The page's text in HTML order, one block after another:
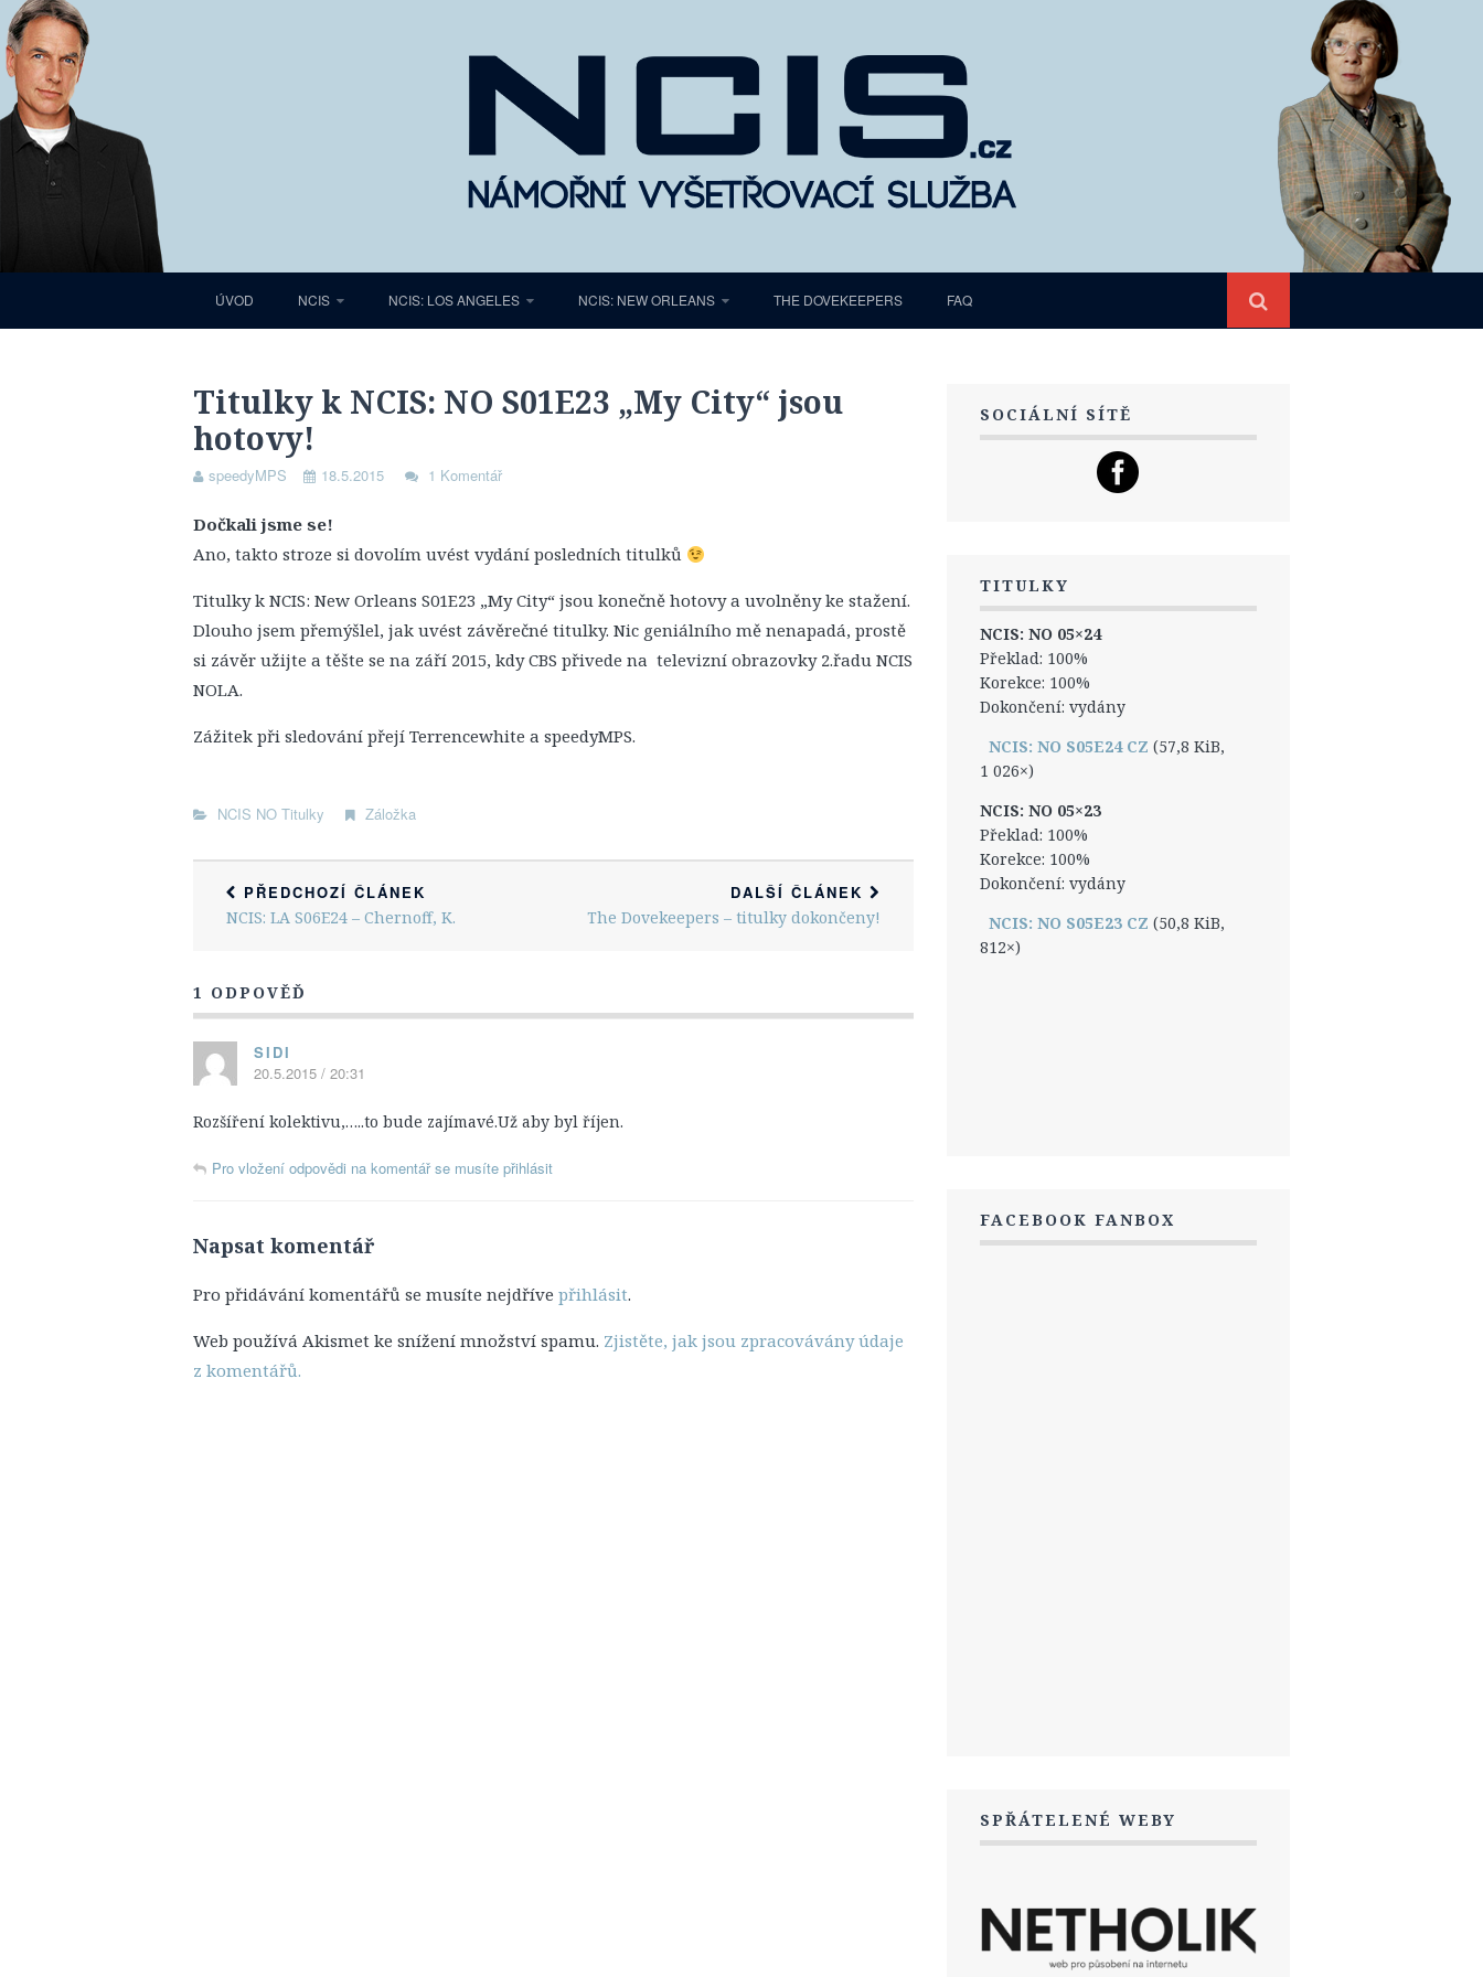
ÚVOD NCIS NCIS: LOS ANGELES NCIS: NEW ORLEANS THE DOVEKEEPERS FAQ
Titulky k NCIS: NO S01E23 „My City“ jsou
hotovy!
speedyMPS 18.5.2015 1 Komentář
Dočkali jsme se!
Ano, takto stroze si dovolím uvést vydání posledních titulků
Titulky k NCIS: New Orleans S01E23 „My City“ jsou konečně hotovy a uvolněny ke stažení.
Dlouho jsem přemýšlel, jak uvést závěrečné titulky. Nic geniálního mě nenapadá, prostě
si závěr užijte a těšte se na září 2015, kdy CBS přivede na televizní obrazovky 2.řadu NCIS
NOLA.
Zážitek při sledování přejí Terrencewhite a speedyMPS.
NCIS NO Titulky Záložka
PŘEDCHOZÍ ČLÁNEK
NCIS: LA S06E24 – Chernoff, K.
DALŠÍ ČLÁNEK
The Dovekeepers – titulky dokončeny!
1 ODPOVĚĎ
SIDI
20.5.2015 / 20:31
Rozšíření kolektivu,…..to bude zajímavé.Už aby byl říjen.
Pro vložení odpovědi na komentář se musíte přihlásit
Napsat komentář
Pro přidávání komentářů se musíte nejdříve přihlásit.
Web používá Akismet ke snížení množství spamu. Zjistěte, jak jsou zpracovávány údaje
z komentářů.
SOCIÁLNÍ SÍTĚ
TITULKY
NCIS: NO 05×24
Překlad: 100%
Korekce: 100%
Dokončení: vydány
NCIS: NO S05E24 CZ (57,8 KiB,
1 026×)
NCIS: NO 05×23
Překlad: 100%
Korekce: 100%
Dokončení: vydány
NCIS: NO S05E23 CZ (50,8 KiB,
812×)
FACEBOOK FANBOX
SPŘÁTELENÉ WEBY